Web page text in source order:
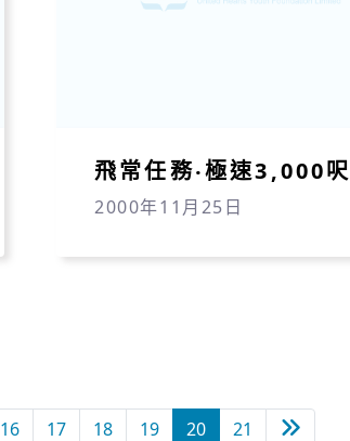
飛常任務‧極速3,000呎
2000年11月25日
16 17 18 19 20 21 下一頁